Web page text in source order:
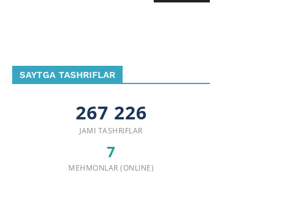
SAYTGA TASHRIFLAR
267 226
JAMI TASHRIFLAR
7
MEHMONLAR (ONLINE)